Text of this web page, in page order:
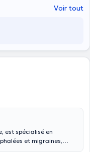
Voir tout
est spécialisé en
et migraines,